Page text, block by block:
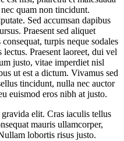
quam non tincidunt.
Sed accumsan dapibus
Praesent sed aliquet
turpis neque sodales
Praesent laoreet, dui vel
justo, vitae imperdiet nisl
ut est a dictum. Vivamus sed
tincidunt, nulla nec auctor
euismod eros nibh at justo.
elit. Cras iaculis tellus
mauris ullamcorper,
lobortis risus justo.